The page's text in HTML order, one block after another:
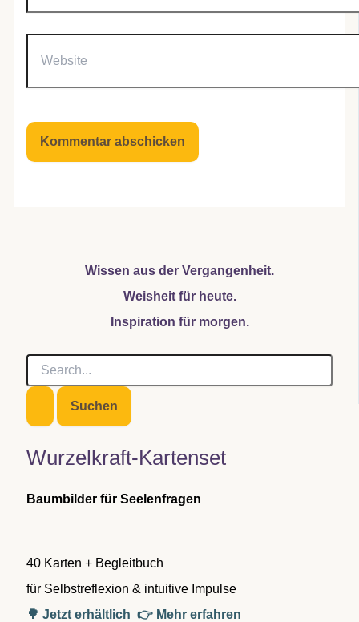
Wissen aus der Vergangenheit.
Weisheit für heute.
Inspiration für morgen.
S
c
e
n
h
Wurzelkraft-Kartenset
Baumbilder für Seelenfragen
40 Karten + Begleitbuch
für Selbstreflexion & intuitive Impulse
🌳 Jetzt erhältlich 👉 Mehr erfahren